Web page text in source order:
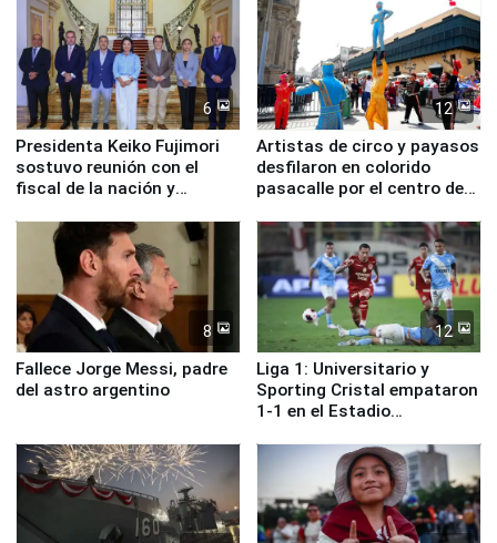
6
Presidenta Keiko Fujimori
sostuvo reunión con el
fiscal de la nación y
12
Artistas de circo y payasos
desfilaron en colorido
pasacalle por el centro de
8
Fallece Jorge Messi, padre
del astro argentino
12
Liga 1: Universitario y
Sporting Cristal empataron
1-1 en el Estadio